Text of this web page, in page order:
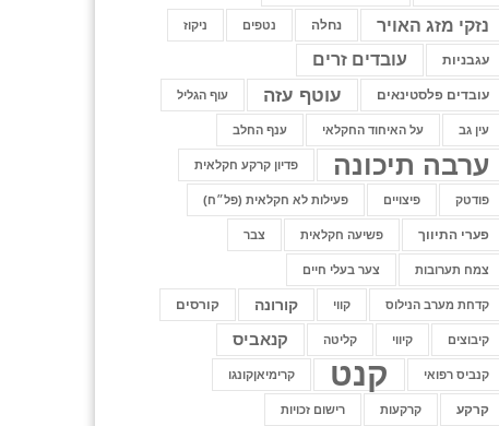
נזקי מזג האויר נחלה נטפים ניקוז
עגבניות עובדים זרים
עובדים פלסטינאים עוטף עזה עוף הגליל
עין גב על האיחוד החקלאי ענף החלב
ערבה תיכונה פדיון קרקע חקלאית
פודטק פיצויים פעילות לא חקלאית (פל״ח)
פערי התיווך פשיעה חקלאית צבר
צמח תערובות צער בעלי חיים
קדחת מערב הנילוס קווי קורונה קורסים
קיבוצים קיווי קליטה קנאביס
קנביס רפואי קנט קרימיאןקונגו
קרקע קרקעות רישום זכויות